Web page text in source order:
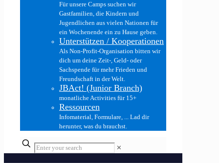
Für unsere Camps suchen wir
Gastfamilien, die Kindern und
Jugendlichen aus vielen Nationen für
ein Wochenende ein zu Hause geben.
Unterstützen / Kooperationen
Als Non-Profit-Organisation bitten wir
dich um deine Zeit-, Geld- oder
Sachspende für mehr Frieden und
Freundschaft in der Welt.
JBAct! (Junior Branch)
monatliche Activities für 15+
Ressourcen
Infomaterial, Formulare, ... Lad dir
herunter, was du brauchst.
✕